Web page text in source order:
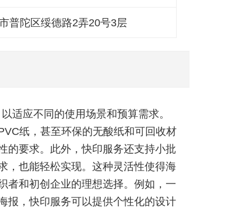
普陀区绥德路2弄20号3层
适应不同的使用场景和预算需求。
纸，甚至环保的无酸纸和可回收材
的要求。此外，快印服务还支持小批
，也能轻松实现。这种灵活性使得海
者和初创企业的理想选择。例如，一
报，快印服务可以提供个性化的设计